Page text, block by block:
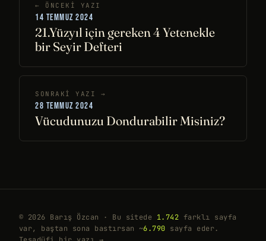
← ÖNCEKI YAZI
14 TEMMUZ 2024
21.Yüzyıl için gereken 4 Yetenekle
bir Seyir Defteri
SONRAKI YAZI →
28 TEMMUZ 2024
Vücudunuzu Dondurabilir Misiniz?
© 2026 Barış Özcan · Bu sitede 1.742 farklı sayfa
var, baştan sona bastırsan ~6.790 sayfa eder.